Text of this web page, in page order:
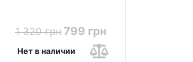
1 320 грн 799 грн
Нет в наличии